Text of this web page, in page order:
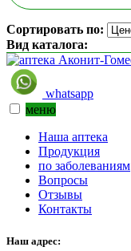
Сортировать по:
Вид каталога:
whatsapp
меню
Наша аптека
Продукция
по заболеваниям
Вопросы
Отзывы
Контакты
Наш адрес: